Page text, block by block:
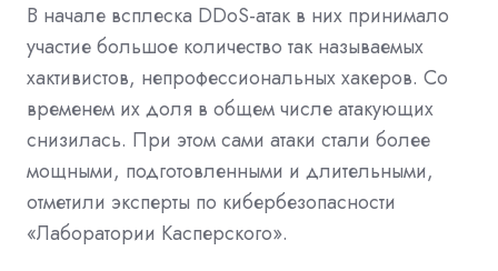
В начале всплеска DDoS-атак в них принимало
участие большое количество так называемых
хактивистов, непрофессиональных хакеров. Со
временем их доля в общем числе атакующих
снизилась. При этом сами атаки стали более
мощными, подготовленными и длительными,
отметили эксперты по кибербезопасности
«Лаборатории Касперского».